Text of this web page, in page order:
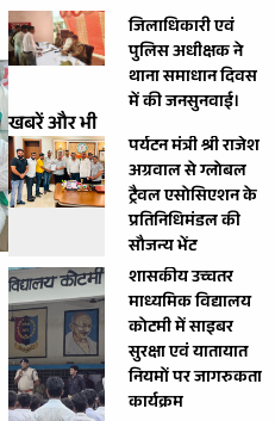
जिलाधिकारी एवं
पुलिस अधीक्षक ने
थाना समाधान दिवस
में की जनसुनवाई।
खबरें और भी
पर्यटन मंत्री श्री राजेश
अग्रवाल से ग्लोबल
ट्रैवल एसोसिएशन के
प्रतिनिधिमंडल की
सौजन्य भेंट
शासकीय उच्चतर
माध्यमिक विद्यालय
कोटमी में साइबर
सुरक्षा एवं यातायात
नियमों पर जागरुकता
कार्यक्रम